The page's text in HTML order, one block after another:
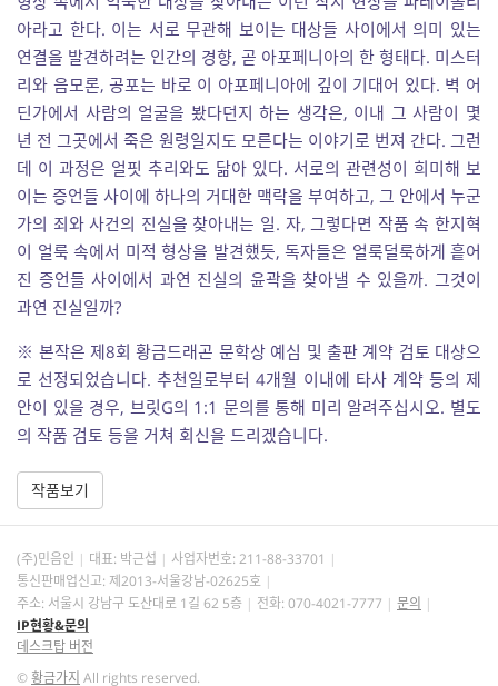
아라고 한다. 이는 서로 무관해 보이는 대상들 사이에서 의미 있는
연결을 발견하려는 인간의 경향, 곧 아포페니아의 한 형태다. 미스터
리와 음모론, 공포는 바로 이 아포페니아에 깊이 기대어 있다. 벽 어
딘가에서 사람의 얼굴을 봤다던지 하는 생각은, 이내 그 사람이 몇
년 전 그곳에서 죽은 원령일지도 모른다는 이야기로 번져 간다. 그런
데 이 과정은 얼핏 추리와도 닮아 있다. 서로의 관련성이 희미해 보
이는 증언들 사이에 하나의 거대한 맥락을 부여하고, 그 안에서 누군
가의 죄와 사건의 진실을 찾아내는 일. 자, 그렇다면 작품 속 한지혁
이 얼룩 속에서 미적 형상을 발견했듯, 독자들은 얼룩덜룩하게 흩어
진 증언들 사이에서 과연 진실의 윤곽을 찾아낼 수 있을까. 그것이
과연 진실일까?
※ 본작은 제8회 황금드래곤 문학상 예심 및 출판 계약 검토 대상으
로 선정되었습니다. 추천일로부터 4개월 이내에 타사 계약 등의 제
안이 있을 경우, 브릿G의 1:1 문의를 통해 미리 알려주십시오. 별도
의 작품 검토 등을 거쳐 회신을 드리겠습니다.
작품보기
(주)민음인 대표: 박근섭 사업자번호: 211-88-33701
통신판매업신고: 제2013-서울강남-02625호
주소: 서울시 강남구 도산대로 1길 62 5층
전화: 070-4021-7777
문의
IP현황&문의
데스크탑 버전
©황금가지 All rights reserved.